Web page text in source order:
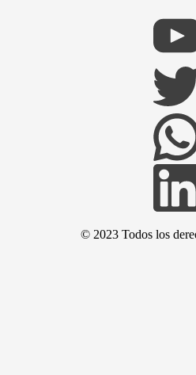
© 2023 Todos los